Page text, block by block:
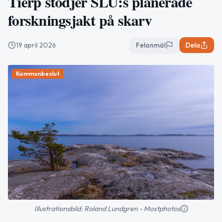
forskningsjakt på skarv
19 april 2026 Felanmäl Dela
Kommunbeslut
Illustrationsbild: Roland Lundgren - Mostphotos